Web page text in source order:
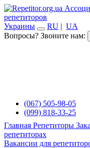
репетиторов
Украины
RU | UA
Вопросы? Звоните нам:
(067) 505-98-05
(099) 818-33-25
Главная Репетиторы
репетиторах
Вакансии для